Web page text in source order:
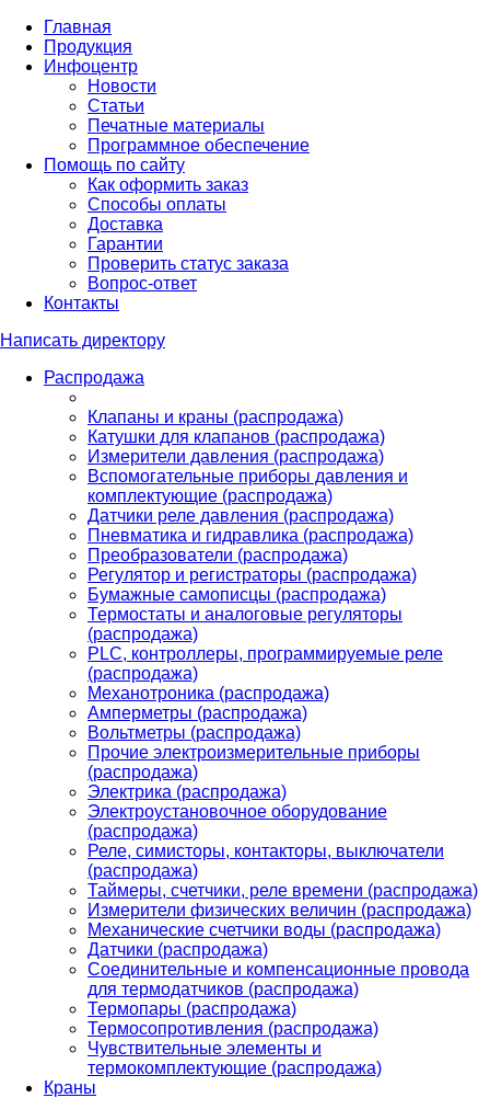
Главная
Продукция
Инфоцентр
Новости
Статьи
Печатные материалы
Программное обеспечение
Помощь по сайту
Как оформить заказ
Способы оплаты
Доставка
Гарантии
Проверить статус заказа
Вопрос-ответ
Контакты
Написать директору
Распродажа
Клапаны и краны (распродажа)
Катушки для клапанов (распродажа)
Измерители давления (распродажа)
Вспомогательные приборы давления и
комплектующие (распродажа)
Датчики реле давления (распродажа)
Пневматика и гидравлика (распродажа)
Преобразователи (распродажа)
Регулятор и регистраторы (распродажа)
Бумажные самописцы (распродажа)
Термостаты и аналоговые регуляторы
(распродажа)
PLС, контроллеры, программируемые реле
(распродажа)
Механотроника (распродажа)
Амперметры (распродажа)
Вольтметры (распродажа)
Прочие электроизмерительные приборы
(распродажа)
Электрика (распродажа)
Электроустановочное оборудование
(распродажа)
Реле, симисторы, контакторы, выключатели
(распродажа)
Таймеры, счетчики, реле времени (распродажа)
Измерители физических величин (распродажа)
Механические счетчики воды (распродажа)
Датчики (распродажа)
Соединительные и компенсационные провода
для термодатчиков (распродажа)
Термопары (распродажа)
Термосопротивления (распродажа)
Чувствительные элементы и
термокомплектующие (распродажа)
Краны